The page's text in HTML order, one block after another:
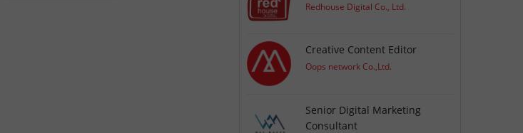
Redhouse Digital Co., Ltd.
Creative Content Editor
Oops network Co.,Ltd.
Senior Digital Marketing
Consultant